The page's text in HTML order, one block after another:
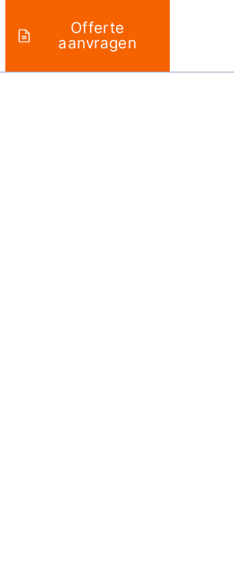
Offerte
aanvragen